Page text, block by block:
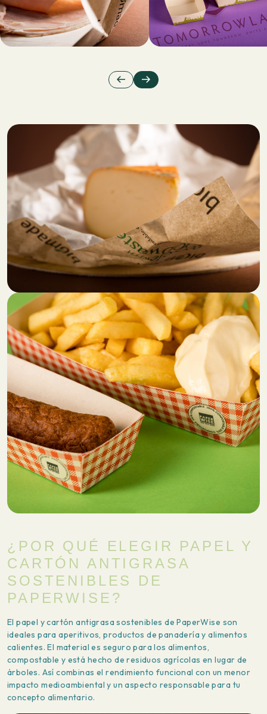
¿POR QUÉ ELEGIR PAPEL Y
CARTÓN ANTIGRASA
SOSTENIBLES DE
PAPERWISE?
El papel y cartón antigrasa sostenibles de PaperWise son
ideales para aperitivos, productos de panadería y alimentos
calientes. El material es seguro para los alimentos,
compostable y está hecho de residuos agrícolas en lugar de
árboles. Así combinas el rendimiento funcional con un menor
impacto medioambiental y un aspecto responsable para tu
concepto alimentario.